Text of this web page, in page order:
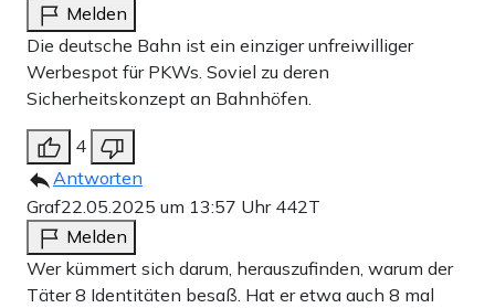
Melden
Die deutsche Bahn ist ein einziger unfreiwilliger
Werbespot für PKWs. Soviel zu deren
Sicherheitskonzept an Bahnhöfen.
4
Antworten
Graf22.05.2025 um 13:57 Uhr 442T
Melden
Wer kümmert sich darum, herauszufinden, warum der
Täter 8 Identitäten besaß. Hat er etwa auch 8 mal